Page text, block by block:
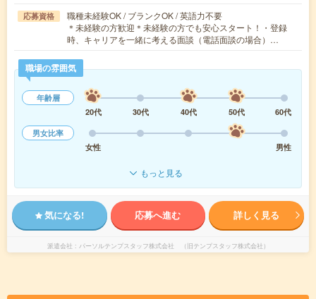
応募資格
職種未経験OK / ブランクOK / 英語力不要
＊未経験の方歓迎＊未経験の方でも安心スタート！・登録
時、キャリアを一緒に考える面談（電話面談の場合）…
職場の雰囲気
年齢層
20代
30代 40代 50代
60代
男女比率
女性
男性
もっと見る
気になる! 応募へ進む 詳しく見る
派遣会社 パーソルテンプスタッフ株式会社 （旧テンプスタッフ株式会社）